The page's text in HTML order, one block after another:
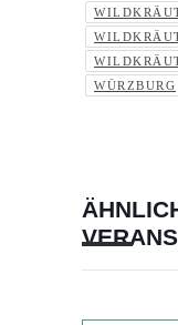
WÜRZBURG